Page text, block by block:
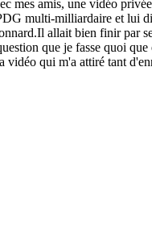
mes amis, une vidéo
multi-milliardaire et lui
allait bien finir par
que je fasse quoi
qui m'a attiré tant